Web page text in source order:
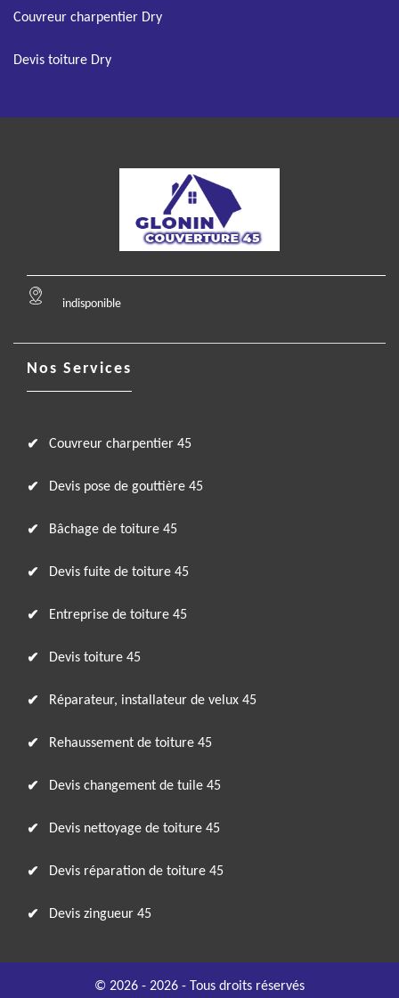
Couvreur charpentier Dry
Devis toiture Dry
indisponible
Nos Services
Couvreur charpentier 45
Devis pose de gouttière 45
Bâchage de toiture 45
Devis fuite de toiture 45
Entreprise de toiture 45
Devis toiture 45
Réparateur, installateur de velux 45
Rehaussement de toiture 45
Devis changement de tuile 45
Devis nettoyage de toiture 45
Devis réparation de toiture 45
Devis zingueur 45
© 2026 - 2026 - Tous droits réservés